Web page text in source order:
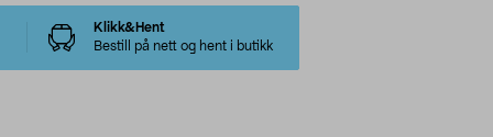
Klikk&Hent
Bestill på nett og hent i butikk